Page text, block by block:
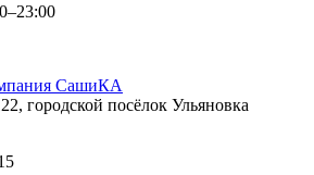
СашиКА
городской посёлок Ульяновка